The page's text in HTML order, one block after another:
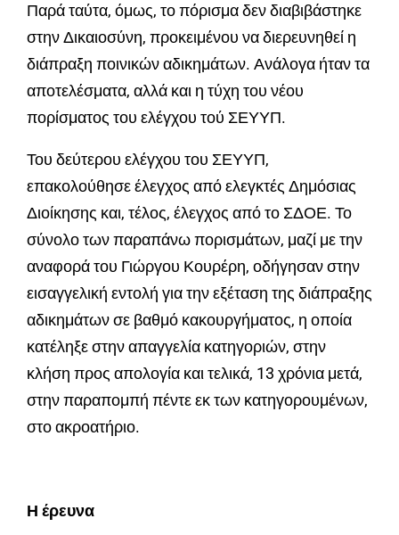
Παρά ταύτα, όμως, το πόρισμα δεν διαβιβάστηκε
στην Δικαιοσύνη, προκειμένου να διερευνηθεί η
διάπραξη ποινικών αδικημάτων. Ανάλογα ήταν τα
αποτελέσματα, αλλά και η τύχη του νέου
πορίσματος του ελέγχου τού ΣΕΥΥΠ.
Του δεύτερου ελέγχου του ΣΕΥΥΠ,
επακολούθησε έλεγχος από ελεγκτές Δημόσιας
Διοίκησης και, τέλος, έλεγχος από το ΣΔΟΕ. Το
σύνολο των παραπάνω πορισμάτων, μαζί με την
αναφορά του Γιώργου Κουρέρη, οδήγησαν στην
εισαγγελική εντολή για την εξέταση της διάπραξης
αδικημάτων σε βαθμό κακουργήματος, η οποία
κατέληξε στην απαγγελία κατηγοριών, στην
κλήση προς απολογία και τελικά, 13 χρόνια μετά,
στην παραπομπή πέντε εκ των κατηγορουμένων,
στο ακροατήριο.
Η έρευνα